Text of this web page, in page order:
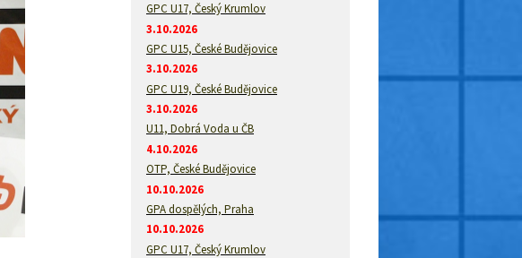
GPC U17, Český Krumlov
3.10.2026
GPC U15, České Budějovice
3.10.2026
GPC U19, České Budějovice
3.10.2026
U11, Dobrá Voda u ČB
4.10.2026
OTP, České Budějovice
10.10.2026
GPA dospělých, Praha
10.10.2026
GPC U17, Český Krumlov